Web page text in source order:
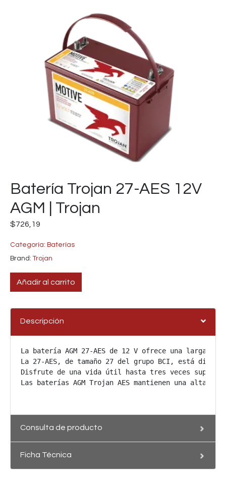
Batería Trojan 27-AES 12V
AGM | Trojan
$726,19
Categoría: Baterías
Brand:Trojan
Añadir al carrito
Descripción
La batería AGM 27-AES de 12 V ofrece una larga
La 27-AES, de tamaño 27 del grupo BCI, está
Disfrute de una vida útil hasta tres veces
Las baterías AGM Trojan AES mantienen una alta
Consulta de producto
Ficha Técnica